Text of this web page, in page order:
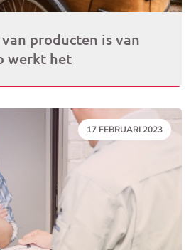
producten is van
werkt het
DATUM:
17 FEBRUARI 2023